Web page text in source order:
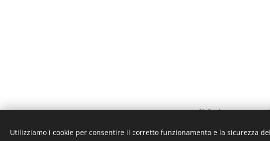
© 2023 DIVES MARE. Polichnitos, Lesvos
Utilizziamo i cookie per consentire il corretto funzionamento e la sicurezza